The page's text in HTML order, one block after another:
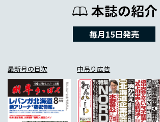
本誌の紹介
毎月15日発売
最新号の目次 中吊り広告